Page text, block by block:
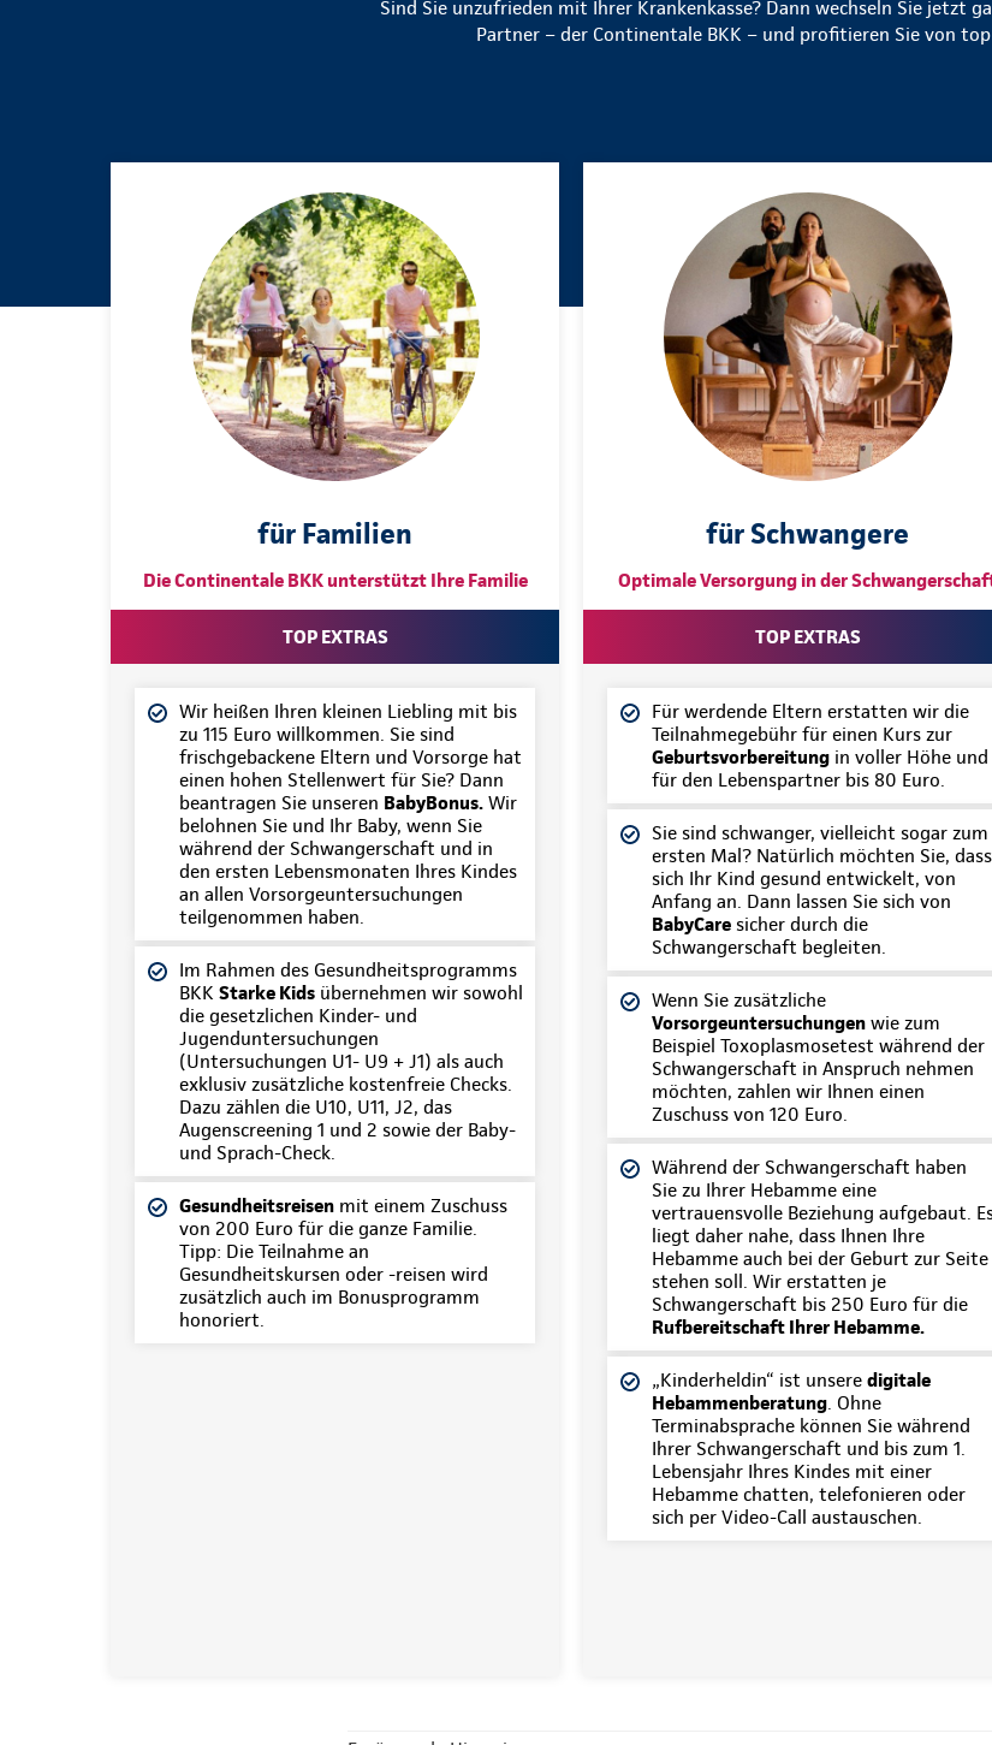
Sind Sie unzufrieden mit Ihrer Krankenkasse? Dann wechseln Sie jetzt
Partner – der Continentale BKK – und profitieren Sie von
für Familien
Die Continentale BKK unterstützt Ihre Familie
TOP EXTRAS
Wir heißen Ihren kleinen Liebling mit bis
zu 115 Euro willkommen. Sie sind
frischgebackene Eltern und Vorsorge hat
einen hohen Stellenwert für Sie? Dann
beantragen Sie unseren BabyBonus. Wir
belohnen Sie und Ihr Baby, wenn Sie
während der Schwangerschaft und in
den ersten Lebensmonaten Ihres Kindes
an allen Vorsorgeuntersuchungen
teilgenommen haben.
Im Rahmen des Gesundheitsprogramms
BKK Starke Kids übernehmen wir sowohl
die gesetzlichen Kinder- und
Jugenduntersuchungen
(Untersuchungen U1- U9 + J1) als auch
exklusiv zusätzliche kostenfreie Checks.
Dazu zählen die U10, U11, J2, das
Augenscreening 1 und 2 sowie der Baby-
und Sprach-Check.
Gesundheitsreisen mit einem Zuschuss
von 200 Euro für die ganze Familie.
Tipp: Die Teilnahme an
Gesundheitskursen oder -reisen wird
zusätzlich auch im Bonusprogramm
honoriert.
für Schwangere
Optimale Versorgung in der
TOP EXTRAS
Für werdende Eltern erstatten wir die
Teilnahmegebühr für einen Kurs zur
Geburtsvorbereitung in voller Höhe und
für den Lebenspartner bis 80 Euro.
Sie sind schwanger, vielleicht sogar zum
ersten Mal? Natürlich möchten Sie, dass
sich Ihr Kind gesund entwickelt, von
Anfang an. Dann lassen Sie sich von
BabyCare sicher durch die
Schwangerschaft begleiten.
Wenn Sie zusätzliche
Vorsorgeuntersuchungen wie zum
Beispiel Toxoplasmosetest während der
Schwangerschaft in Anspruch nehmen
möchten, zahlen wir Ihnen einen
Zuschuss von 120 Euro.
Während der Schwangerschaft haben
Sie zu Ihrer Hebamme eine
vertrauensvolle Beziehung aufgebaut.
liegt daher nahe, dass Ihnen Ihre
Hebamme auch bei der Geburt zur Seite
stehen soll. Wir erstatten je
Schwangerschaft bis 250 Euro für die
Rufbereitschaft Ihrer Hebamme.
„Kinderheldin“ ist unseredigitale
Hebammenberatung . Ohne
Terminabsprache können Sie während
Ihrer Schwangerschaft und bis zum 1.
Lebensjahr Ihres Kindes mit einer
Hebamme chatten, telefonieren oder
sich per Video-Call austauschen.